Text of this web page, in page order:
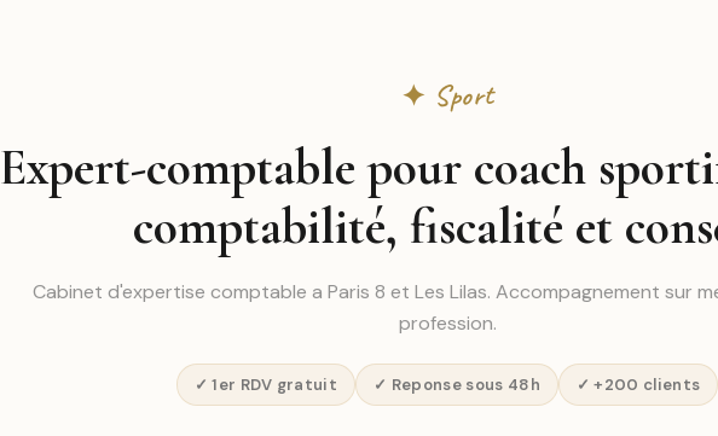
✦ Sport
Expert-comptable pour coach
comptabilité, fiscalité et
Cabinet d'expertise comptable a Paris 8 et Les Lilas. Accompagnement sur
profession.
✓ 1er RDV gratuit ✓ Reponse sous 48h ✓ +200 clients